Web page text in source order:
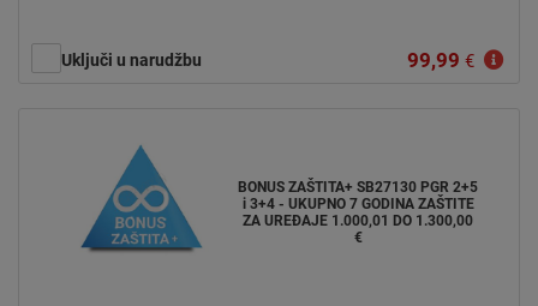
Uključi u narudžbu 99,99 €
BONUS ZAŠTITA+ SB27130 PGR 2+5
i 3+4 - UKUPNO 7 GODINA ZAŠTITE
ZA UREĐAJE 1.000,01 DO 1.300,00
€